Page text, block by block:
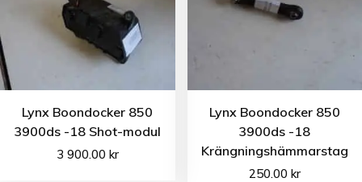
Lynx Boondocker 850
3900ds -18 Shot-modul
3 900.00 kr
Lynx Boondocker 850
3900ds -18
Krängningshämmarstag
250.00 kr